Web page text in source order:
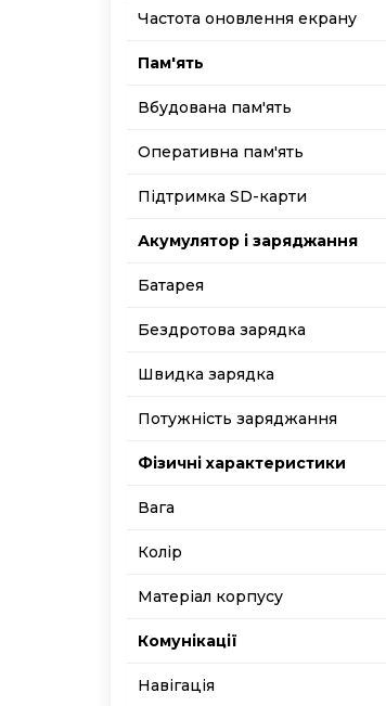
Частота оновлення екрану
Пам'ять
Вбудована пам'ять
Оперативна пам'ять
Підтримка SD-карти
Акумулятор і заряджання
Батарея
Бездротова зарядка
Швидка зарядка
Потужність заряджання
Фізичні характеристики
Вага
Колір
Матеріал корпусу
Комунікації
Навігація